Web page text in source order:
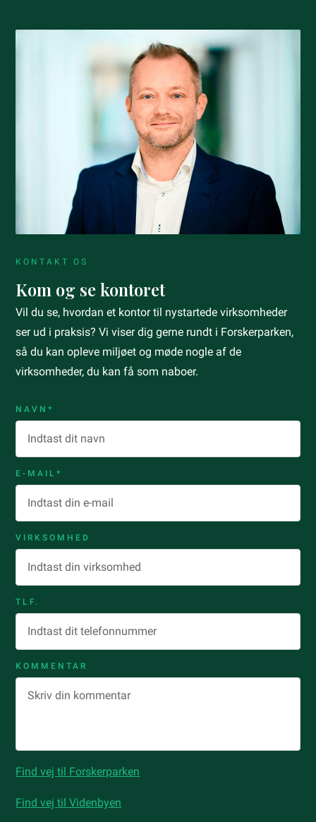
KONTAKT OS
Kom og se kontoret
Vil du se, hvordan et kontor til nystartede virksomheder
ser ud i praksis? Vi viser dig gerne rundt i Forskerparken,
så du kan opleve miljøet og møde nogle af de
virksomheder, du kan få som naboer.
NAVN*
E-MAIL*
VIRKSOMHED
TLF.
KOMMENTAR
Find vej til Forskerparken
Find vej til Videnbyen